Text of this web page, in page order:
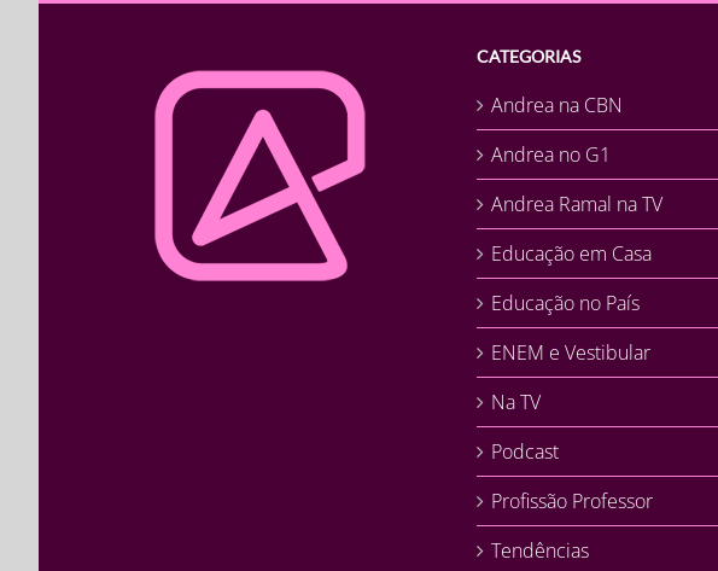
CATEGORIAS
Andrea na CBN
Andrea no G1
Andrea Ramal na TV
Educação em Casa
Educação no País
ENEM e Vestibular
Na TV
Podcast
Profissão Professor
Tendências